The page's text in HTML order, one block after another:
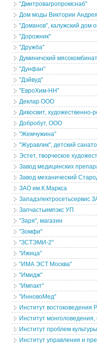
"Дмитровагропромснаб"
Дом моды Виктории
"Доманов", калужский дом
"Дорожник"
"Дружба"
Думиничский мясокомбинат
"Дунфан"
"Дэйвуд"
"ЕвроХим-НН"
Деклар ООО
Дивосвит, художественно-
Добробут, ООО
"Жемчужина"
"Журавлик", детский
Эстет, творческое
Завод медицинских
Завод механический
ЗАО им.К.Маркса
Западэлектросетьсервис
Запчастьимпэкс УП
"Заря", магазин
"Зомфи"
"ЗСТЭМИ-2"
"Ижица"
"ИМА ЭСТ Москва"
"Имидж"
"Импакт"
"ИнновоМед"
Институт востоковедения
Институт
Институт проблем
Институт управления и